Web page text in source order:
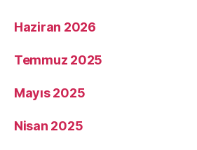
Haziran 2026
Temmuz 2025
Mayıs 2025
Nisan 2025